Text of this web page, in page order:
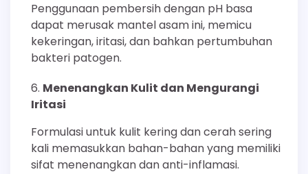
Penggunaan pembersih dengan pH basa
dapat merusak mantel asam ini, memicu
kekeringan, iritasi, dan bahkan pertumbuhan
bakteri patogen.
Menenangkan Kulit dan Mengurangi
Iritasi
Formulasi untuk kulit kering dan cerah sering
kali memasukkan bahan-bahan yang memiliki
sifat menenangkan dan anti-inflamasi.